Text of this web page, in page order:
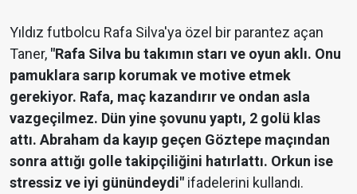
Yıldız futbolcu Rafa Silva'ya özel bir parantez açan
Taner, "Rafa Silva bu takımın starı ve oyun aklı. Onu
pamuklara sarıp korumak ve motive etmek
gerekiyor. Rafa, maç kazandırır ve ondan asla
vazgeçilmez. Dün yine şovunu yaptı, 2 golü klas
attı. Abraham da kayıp geçen Göztepe maçından
sonra attığı golle takipçiliğini hatırlattı. Orkun ise
stressiz ve iyi günündeydi" ifadelerini kullandı.